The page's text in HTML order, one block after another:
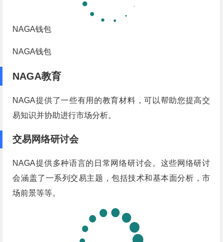
NAGA钱包
NAGA钱包
NAGA教育
NAGA提供了一些有用的教育材料，可以帮助您提高交
易知识并协助进行市场分析。
交易网络研讨会
NAGA提供多种语言的日常网络研讨会。这些网络研讨
会涵盖了一系列交易主题，包括技术和基本面分析，市
场前景等等。